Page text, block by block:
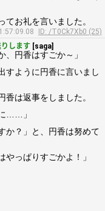
てお礼を言いました。
ID: /T0Ck7Xb0 (25)
します [saga]
、円香はすごか～」
すように円香に言いまし
は返事をしました。
……」
か？」と、円香は努めて
っぱりすごかよ！」